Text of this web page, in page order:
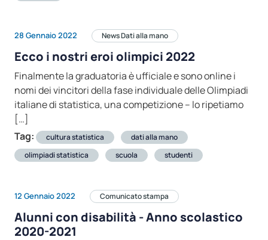
28 Gennaio 2022 News Dati alla mano
Ecco i nostri eroi olimpici 2022
Finalmente la graduatoria è ufficiale e sono online i
nomi dei vincitori della fase individuale delle Olimpiadi
italiane di statistica, una competizione – lo ripetiamo
[…]
Tag:
cultura statistica
dati alla mano
olimpiadi statistica
scuola studenti
12 Gennaio 2022 Comunicato stampa
Alunni con disabilità - Anno scolastico
2020-2021